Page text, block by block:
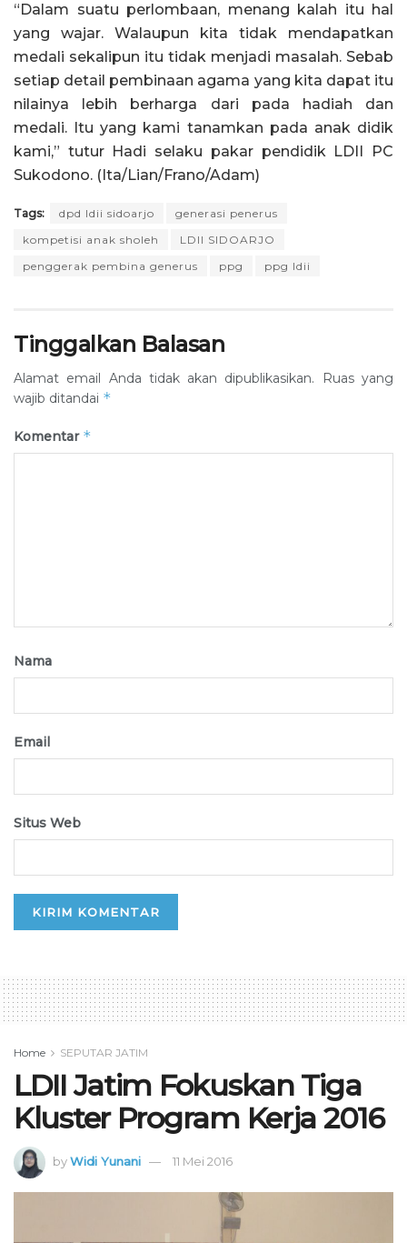
“Dalam suatu perlombaan, menang kalah itu hal
yang wajar. Walaupun kita tidak mendapatkan
medali sekalipun itu tidak menjadi masalah. Sebab
setiap detail pembinaan agama yang kita dapat itu
nilainya lebih berharga dari pada hadiah dan
medali. Itu yang kami tanamkan pada anak didik
kami,” tutur Hadi selaku pakar pendidik LDII PC
Sukodono. (Ita/Lian/Frano/Adam)
Tags: dpd ldii sidoarjo
generasi penerus
kompetisi anak sholeh
LDII SIDOARJO
penggerak pembina generus
ppg ppg ldii
Tinggalkan Balasan
Alamat email Anda tidak akan dipublikasikan.
Ruas yang
wajib ditandai *
Komentar *
Nama
Email
Situs Web
Home SEPUTAR JATIM
LDII Jatim Fokuskan Tiga
Kluster Program Kerja 2016
byWidi Yunani 11 Mei 2016